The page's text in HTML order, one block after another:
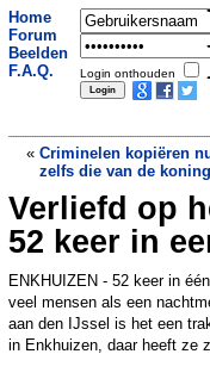
Home
Forum
Beelden
F.A.Q.
Login onthouden
« Criminelen kopiëren
zelfs die van de
Verliefd op
52 keer in
ENKHUIZEN - 52 keer in
veel mensen als een
aan den IJssel is het een
in Enkhuizen, daar heeft ze